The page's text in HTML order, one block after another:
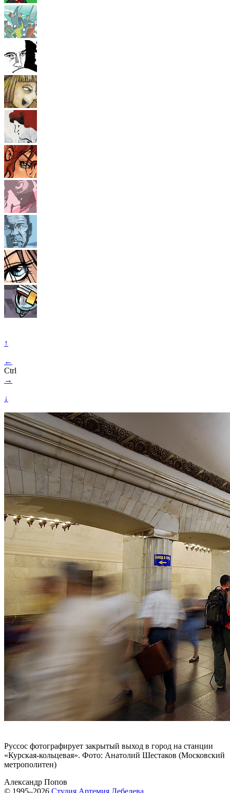
↑
←
Ctrl
→
↓
Руссос фотографирует закрытый выход в город на станции
«Курская-кольцевая». Фото: Анатолий Шестаков (Московский
метрополитен)
Александр Попов
© 1995–2026 Студия Артемия Лебедева